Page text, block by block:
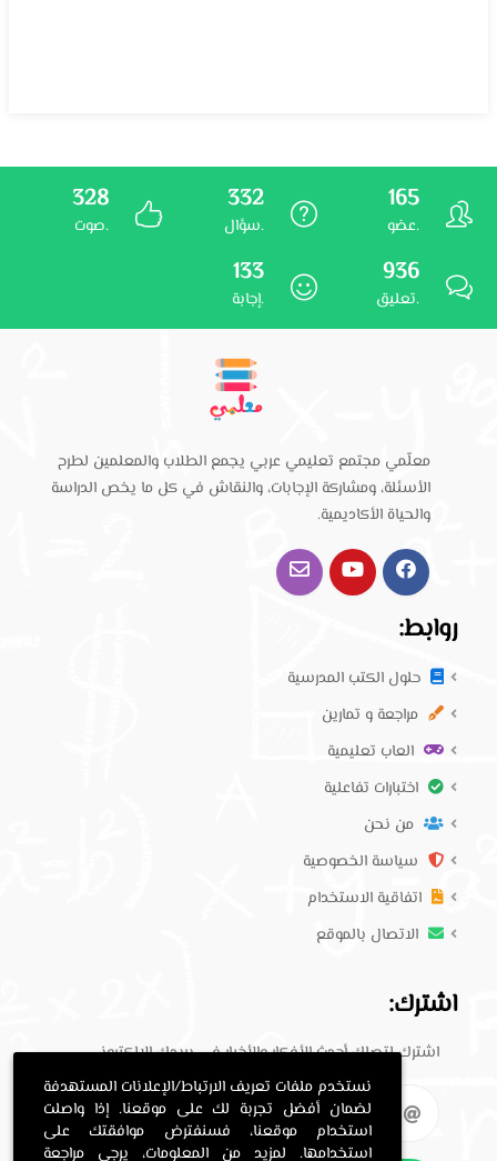
165
عضو.
332
سؤال.
328
صوت.
936
تعليق.
133
إجابة.
معلّمي مجتمع تعليمي عربي يجمع الطلاب والمعلمين لطرح
الأسئلة، ومشاركة الإجابات، والنقاش في كل ما يخص الدراسة
والحياة الأكاديمية.
روابط:
حلول الكتب المدرسية
مراجعة و تمارين
العاب تعليمية
اختبارات تفاعلية
من نحن
سياسة الخصوصية
اتفاقية الاستخدام
الاتصال بالموقع
اشترك:
اشترك لتصلك أحدث الأفكار والأخبار في بريدك الإلكتروني.
نستخدم ملفات تعريف الارتباط/الإعلانات المستهدفة
لضمان أفضل تجربة لك على موقعنا. إذا واصلت
استخدام موقعنا، فسنفترض موافقتك على
استخدامها. لمزيد من المعلومات، يرجى مراجعة